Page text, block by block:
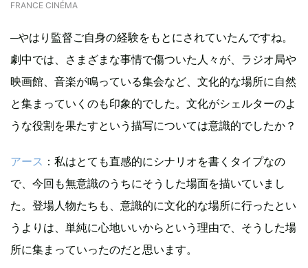
FRANCE CINÉMA
─やはり監督ご自身の経験をもとにされていたんですね。
劇中では、さまざまな事情で傷ついた人々が、ラジオ局や
映画館、音楽が鳴っている集会など、文化的な場所に自然
と集まっていくのも印象的でした。文化がシェルターのよ
うな役割を果たすという描写については意識的でしたか？
アース ：私はとても直感的にシナリオを書くタイプなの
で、今回も無意識のうちにそうした場面を描いていまし
た。登場人物たちも、意識的に文化的な場所に行ったとい
うよりは、単純に心地いいからという理由で、そうした場
所に集まっていったのだと思います。